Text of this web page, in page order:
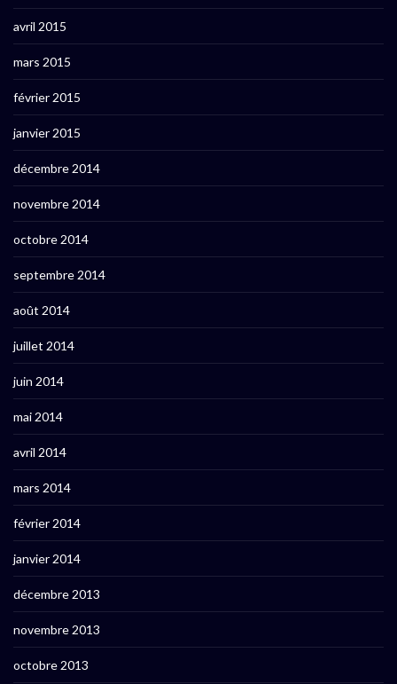
avril 2015
mars 2015
février 2015
janvier 2015
décembre 2014
novembre 2014
octobre 2014
septembre 2014
août 2014
juillet 2014
juin 2014
mai 2014
avril 2014
mars 2014
février 2014
janvier 2014
décembre 2013
novembre 2013
octobre 2013